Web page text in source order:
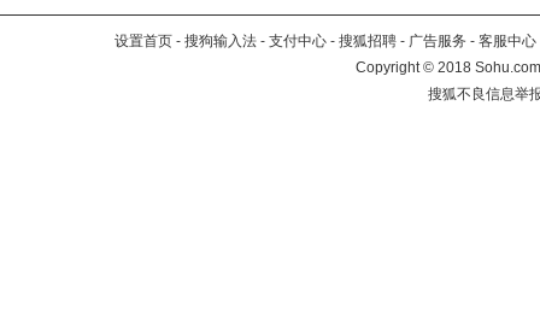
设置首页 - 搜狗输入法 - 支付中心 - 搜狐招聘 - 广告服务 - 客服中心
Copyright©2018
搜狐不良信息举